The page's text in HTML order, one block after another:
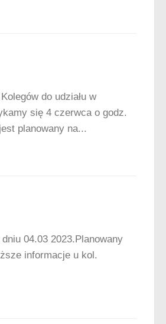
do udziału w
się 4 czerwca o godz.
planowany na...
04.03 2023.Planowany
informacje u kol.